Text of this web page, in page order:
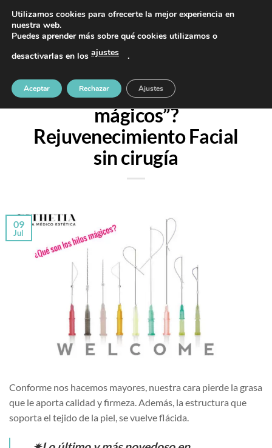
contenido
PIDE TU CITA AL TELÉFONO 637 42 97 25
¿Sabes lo que son los “hilos
mágicos”?
Rejuvenecimiento Facial
sin cirugía
09
Jul
Conforme nos hacemos mayores, nuestra cara pierde la grasa
que le aporta calidad y firmeza. Además, la estructura que
soporta el tejido de la piel, se vuelve flácida.
Utilizamos cookies para ofrecerte la mejor experiencia en
nuestra web.
Puedes aprender más sobre qué cookies utilizamos o
desactivarlas en los ajustes .
Aceptar Rechazar Ajustes